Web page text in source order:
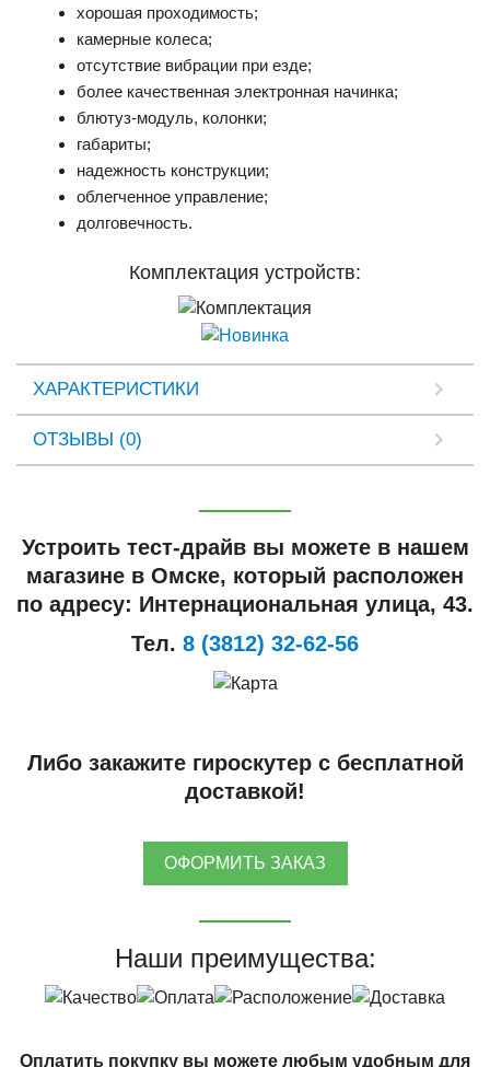
хорошая проходимость;
камерные колеса;
отсутствие вибрации при езде;
более качественная электронная начинка;
блютуз-модуль, колонки;
габариты;
надежность конструкции;
облегченное управление;
долговечность.
Комплектация устройств:
ХАРАКТЕРИСТИКИ
ОТЗЫВЫ (0)
Устроить тест-драйв вы можете в нашем
магазине в Омске, который расположен
по адресу: Интернациональная улица, 43.
Тел. 8 (3812) 32-62-56
Либо закажите гироскутер с бесплатной
доставкой!
ОФОРМИТЬ ЗАКАЗ
Наши преимущества:
Оплатить покупку вы можете любым удобным для